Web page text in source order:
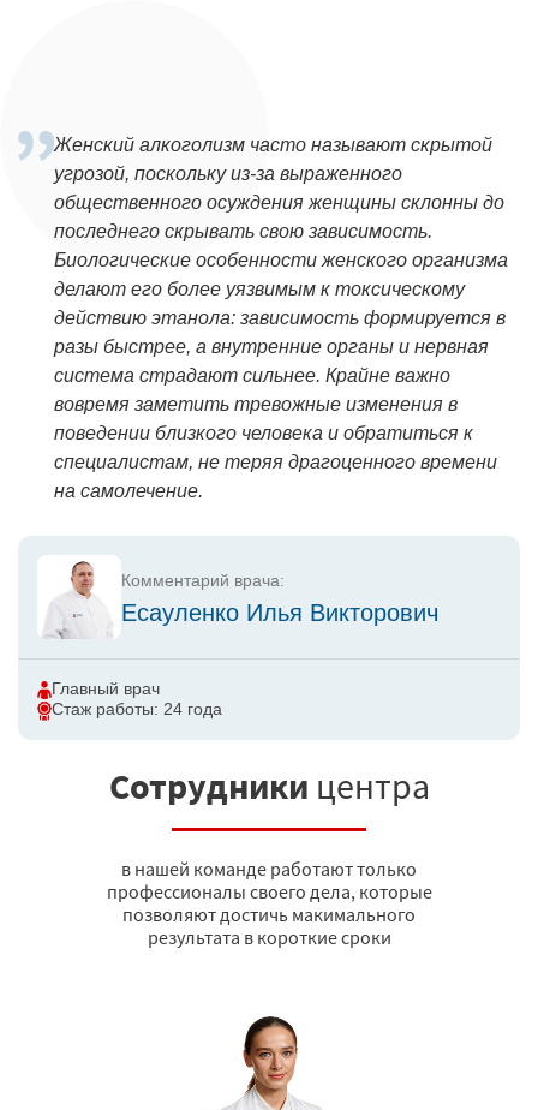
Женский алкоголизм часто называют скрытой
угрозой, поскольку из-за выраженного
общественного осуждения женщины склонны до
последнего скрывать свою зависимость.
Биологические особенности женского организма
делают его более уязвимым к токсическому
действию этанола: зависимость формируется в
разы быстрее, а внутренние органы и нервная
система страдают сильнее. Крайне важно
вовремя заметить тревожные изменения в
поведении близкого человека и обратиться к
специалистам, не теряя драгоценного времени
на самолечение.
Комментарий врача:
Есауленко Илья Викторович
Главный врач
Стаж работы: 24 года
Сотрудники центра
в нашей команде работают только
профессионалы своего дела, которые
позволяют достичь макимального
результата в короткие сроки